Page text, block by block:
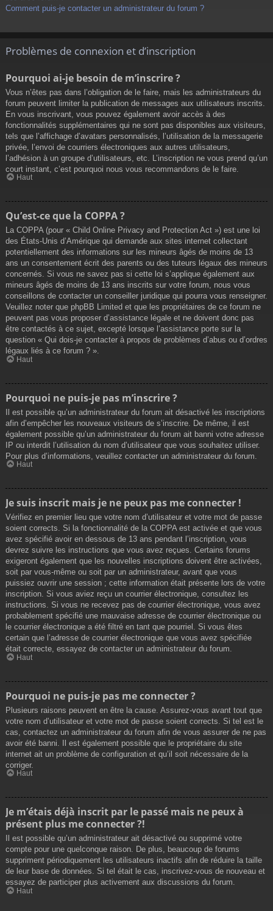
Comment puis-je contacter un administrateur du forum ?
Problèmes de connexion et d’inscription
Pourquoi ai-je besoin de m’inscrire ?
Vous n’êtes pas dans l’obligation de le faire, mais les administrateurs du
forum peuvent limiter la publication de messages aux utilisateurs inscrits.
En vous inscrivant, vous pouvez également avoir accès à des
fonctionnalités supplémentaires qui ne sont pas disponibles aux visiteurs,
tels que l’affichage d’avatars personnalisés, l’utilisation de la messagerie
privée, l’envoi de courriers électroniques aux autres utilisateurs,
l’adhésion à un groupe d’utilisateurs, etc. L’inscription ne vous prend qu’un
court instant, c’est pourquoi nous vous recommandons de le faire.
Haut
Qu’est-ce que la COPPA ?
La COPPA (pour « Child Online Privacy and Protection Act ») est une loi
des États-Unis d’Amérique qui demande aux sites internet collectant
potentiellement des informations sur les mineurs âgés de moins de 13
ans un consentement écrit des parents ou des tuteurs légaux des mineurs
concernés. Si vous ne savez pas si cette loi s’applique également aux
mineurs âgés de moins de 13 ans inscrits sur votre forum, nous vous
conseillons de contacter un conseiller juridique qui pourra vous renseigner.
Veuillez noter que phpBB Limited et que les propriétaires de ce forum ne
peuvent pas vous proposer d’assistance légale et ne doivent donc pas
être contactés à ce sujet, excepté lorsque l’assistance porte sur la
question « Qui dois-je contacter à propos de problèmes d’abus ou d’ordres
légaux liés à ce forum ? ».
Haut
Pourquoi ne puis-je pas m’inscrire ?
Il est possible qu’un administrateur du forum ait désactivé les inscriptions
afin d’empêcher les nouveaux visiteurs de s’inscrire. De même, il est
également possible qu’un administrateur du forum ait banni votre adresse
IP ou interdit l’utilisation du nom d’utilisateur que vous souhaitez utiliser.
Pour plus d’informations, veuillez contacter un administrateur du forum.
Haut
Je suis inscrit mais je ne peux pas me connecter !
Vérifiez en premier lieu que votre nom d’utilisateur et votre mot de passe
soient corrects. Si la fonctionnalité de la COPPA est activée et que vous
avez spécifié avoir en dessous de 13 ans pendant l’inscription, vous
devrez suivre les instructions que vous avez reçues. Certains forums
exigeront également que les nouvelles inscriptions doivent être activées,
soit par vous-même ou soit par un administrateur, avant que vous
puissiez ouvrir une session ; cette information était présente lors de votre
inscription. Si vous aviez reçu un courrier électronique, consultez les
instructions. Si vous ne recevez pas de courrier électronique, vous avez
probablement spécifié une mauvaise adresse de courrier électronique ou
le courrier électronique a été filtré en tant que pourriel. Si vous êtes
certain que l’adresse de courrier électronique que vous avez spécifiée
était correcte, essayez de contacter un administrateur du forum.
Haut
Pourquoi ne puis-je pas me connecter ?
Plusieurs raisons peuvent en être la cause. Assurez-vous avant tout que
votre nom d’utilisateur et votre mot de passe soient corrects. Si tel est le
cas, contactez un administrateur du forum afin de vous assurer de ne pas
avoir été banni. Il est également possible que le propriétaire du site
internet ait un problème de configuration et qu’il soit nécessaire de la
corriger.
Haut
Je m’étais déjà inscrit par le passé mais ne peux à
présent plus me connecter ?!
Il est possible qu’un administrateur ait désactivé ou supprimé votre
compte pour une quelconque raison. De plus, beaucoup de forums
suppriment périodiquement les utilisateurs inactifs afin de réduire la taille
de leur base de données. Si tel était le cas, inscrivez-vous de nouveau et
essayez de participer plus activement aux discussions du forum.
Haut